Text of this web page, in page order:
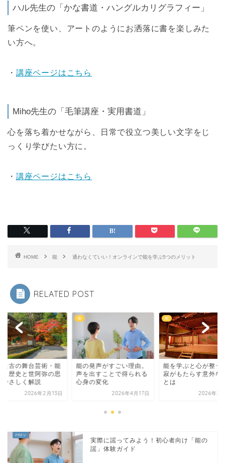
ハル先生の「かな書道・ハングルカリグラフィー」
筆ペンを使い、アートのようにお洒落に書を楽しみた
い方へ。
・ 講座ページはこちら
Miho先生の「毛筆講座・実用書道」
心を落ち着かせながら、日常で役立つ美しい文字をじ
っくり学びたい方に。
・ 講座ページはこちら
HOME 能 通わなくていい！オンラインで能を学ぶ5つのメリット
RELATED POST
最古の舞台芸術・能
？歴史と世阿弥の思
やさしく解説
2026年2月13日
能
能の発声がすごい理由。
声を出すことで得られる
心身の変化
2026年4月17日
能
能を学ぶと心が整う
寂がもたらす意外な
とは
2026年2
実際に謡ってみよう！初心者向け「能の
謡」体験ガイド